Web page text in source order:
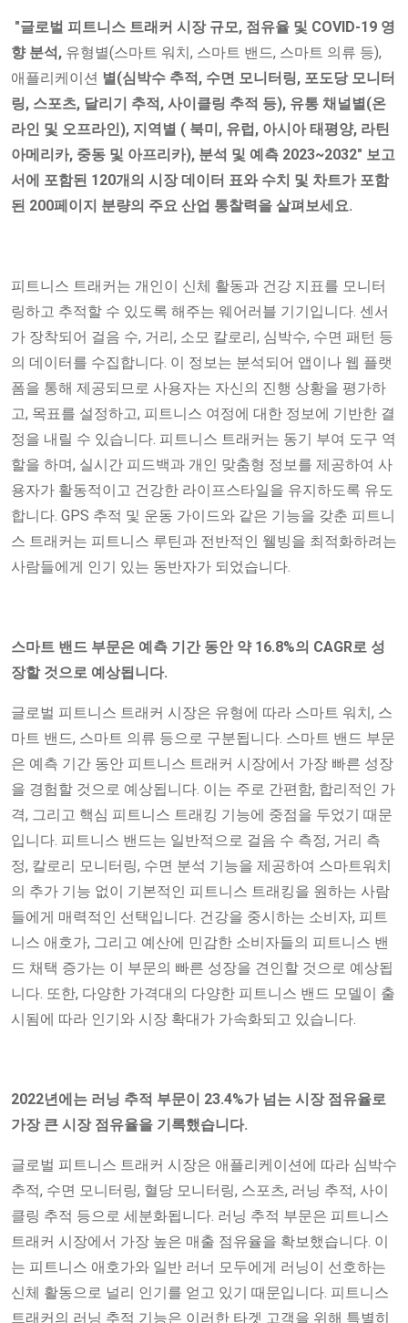
"글로벌 피트니스 트래커 시장 규모, 점유율 및 COVID-19 영
향 분석, 유형별(스마트 워치, 스마트 밴드, 스마트 의류 등),
애플리케이션 별(심박수 추적, 수면 ​​모니터링, 포도당 모니터
링, 스포츠, 달리기 추적, 사이클링 추적 등), 유통 채널별(온
라인 및 오프라인), 지역별 ( 북미, 유럽, 아시아 태평양, 라틴
아메리카, 중동 및 아프리카), 분석 및 예측 2023~2032" 보고
서에 포함된 120개의 시장 데이터 표와 수치 및 차트가 포함
된 200페이지 분량의 주요 산업 통찰력을 살펴보세요.
피트니스 트래커는 개인이 신체 활동과 건강 지표를 모니터
링하고 추적할 수 있도록 해주는 웨어러블 기기입니다. 센서
가 장착되어 걸음 수, 거리, 소모 칼로리, 심박수, 수면 패턴 등
의 데이터를 수집합니다. 이 정보는 분석되어 앱이나 웹 플랫
폼을 통해 제공되므로 사용자는 자신의 진행 상황을 평가하
고, 목표를 설정하고, 피트니스 여정에 대한 정보에 기반한 결
정을 내릴 수 있습니다. 피트니스 트래커는 동기 부여 도구 역
할을 하며, 실시간 피드백과 개인 맞춤형 정보를 제공하여 사
용자가 활동적이고 건강한 라이프스타일을 유지하도록 유도
합니다. GPS 추적 및 운동 가이드와 같은 기능을 갖춘 피트니
스 트래커는 피트니스 루틴과 전반적인 웰빙을 최적화하려는
사람들에게 인기 있는 동반자가 되었습니다.
스마트 밴드 부문은 예측 기간 동안 약 16.8%의 CAGR로 성
장할 것으로 예상됩니다.
글로벌 피트니스 트래커 시장은 유형에 따라 스마트 워치, 스
마트 밴드, 스마트 의류 등으로 구분됩니다. 스마트 밴드 부문
은 예측 기간 동안 피트니스 트래커 시장에서 가장 빠른 성장
을 경험할 것으로 예상됩니다. 이는 주로 간편함, 합리적인 가
격, 그리고 핵심 피트니스 트래킹 기능에 중점을 두었기 때문
입니다. 피트니스 밴드는 일반적으로 걸음 수 측정, 거리 측
정, 칼로리 모니터링, 수면 분석 기능을 제공하여 스마트워치
의 추가 기능 없이 기본적인 피트니스 트래킹을 원하는 사람
들에게 매력적인 선택입니다. 건강을 중시하는 소비자, 피트
니스 애호가, 그리고 예산에 민감한 소비자들의 피트니스 밴
드 채택 증가는 이 부문의 빠른 성장을 견인할 것으로 예상됩
니다. 또한, 다양한 가격대의 다양한 피트니스 밴드 모델이 출
시됨에 따라 인기와 시장 확대가 가속화되고 있습니다.
2022년에는 러닝 추적 부문이 23.4%가 넘는 시장 점유율로
가장 큰 시장 점유율을 기록했습니다.
글로벌 피트니스 트래커 시장은 애플리케이션에 따라 심박수
추적, 수면 ​​모니터링, 혈당 모니터링, 스포츠, 러닝 추적, 사이
클링 추적 등으로 세분화됩니다. 러닝 추적 부문은 피트니스
트래커 시장에서 가장 높은 매출 점유율을 확보했습니다. 이
는 피트니스 애호가와 일반 러너 모두에게 러닝이 선호하는
신체 활동으로 널리 인기를 얻고 있기 때문입니다. 피트니스
트래커의 러닝 추적 기능은 이러한 타겟 고객을 위해 특별히